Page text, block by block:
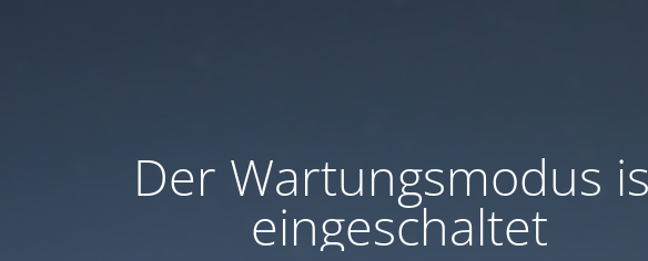
Der Wartungsmodus
eingeschaltet